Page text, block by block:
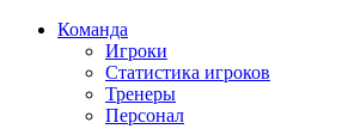
Команда
Игроки
Статистика игроков
Тренеры
Персонал